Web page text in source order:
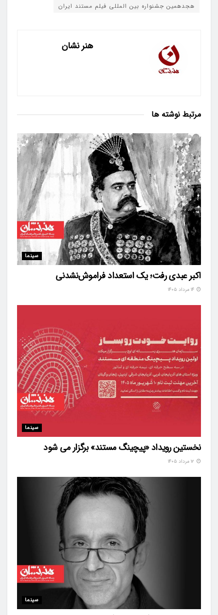
هجدهمین جشنواره بین المللی فیلم مستند ایران
هنر نشان
مرتبط نوشته ها
سینما
اکبر عبدی رفت؛ یک استعداد فراموش‌نشدنی
سینما
نخستین رویداد «پیچینگ مستند» برگزار می شود
سینما